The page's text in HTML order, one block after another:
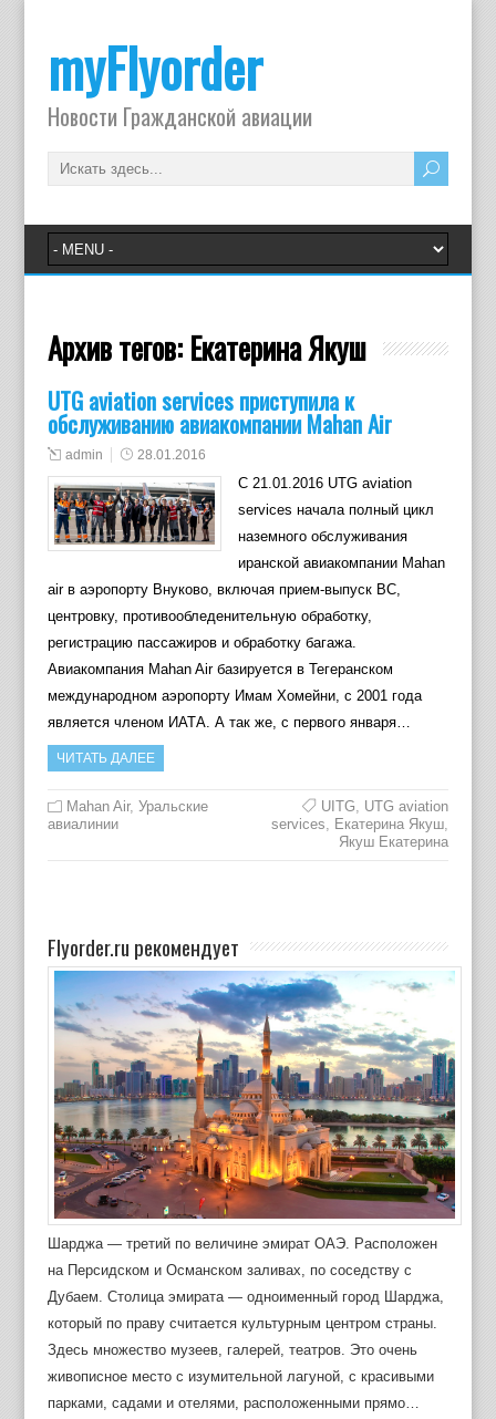
myFlyorder
Новости Гражданской авиации
Архив тегов: Екатерина Якуш
UTG aviation services приступила к
обслуживанию авиакомпании Mahan Air
admin 28.01.2016
C 21.01.2016 UTG aviation
services начала полный цикл
наземного обслуживания
иранской авиакомпании Mahan
air в аэропорту Внуково, включая прием-выпуск ВС,
центровку, противообледенительную обработку,
регистрацию пассажиров и обработку багажа.
Авиакомпания Mahan Air базируется в Тегеранском
международном аэропорту Имам Хомейни, с 2001 года
является членом ИАТА. А так же, с первого января…
ЧИТАТЬ ДАЛЕЕ
Mahan Air, Уральские
авиалинии
UITG, UTG aviation
services, Екатерина Якуш,
Якуш Екатерина
Flyorder.ru рекомендует
Шарджа — третий по величине эмират ОАЭ. Расположен
на Персидском и Османском заливах, по соседству с
Дубаем. Столица эмирата — одноименный город Шарджа,
который по праву считается культурным центром страны.
Здесь множество музеев, галерей, театров. Это очень
живописное место с изумительной лагуной, с красивыми
парками, садами и отелями, расположенными прямо…